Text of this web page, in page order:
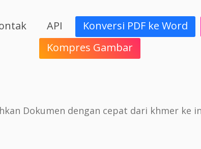
API
Konversi PDF ke Word
Kompres Gambar
Dokumen dengan cepat dari khmer ke